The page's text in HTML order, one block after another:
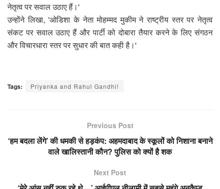
नेतृत्व पर सवाल उठाए हैं।'
उन्होंने लिखा, 'ओडिशा के नेता मोहम्मद मुकीम ने राष्ट्रीय स्तर पर नेतृत्व
संकट पर सवाल उठाए हैं और पार्टी को दोबारा तैयार करने के लिए संगठन
और विचारधारा स्तर पर सुधार की बात कही है।'
Tags: Priyanka and Rahul Gandhi!
Previous Post
‘हम बदला लेंगे’ की धमकी से हड़कंप: अहमदाबाद के स्कूलों को निशाना बनाने
वाले खालिस्तानी कौन? पुलिस को क्यों है शक
Next Post